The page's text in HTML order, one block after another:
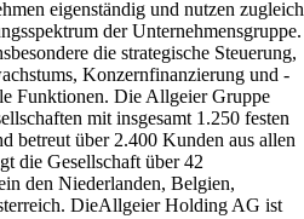
eigenständig und nutzen zugleich
der Unternehmensgruppe.
die strategische Steuerung,
Konzernfinanzierung und -
Funktionen. Die Allgeier Gruppe
mit insgesamt 1.250 festen
betreut über 2.400 Kunden aus allen
die Gesellschaft über 42
den Niederlanden, Belgien,
DieAllgeier Holding AG ist